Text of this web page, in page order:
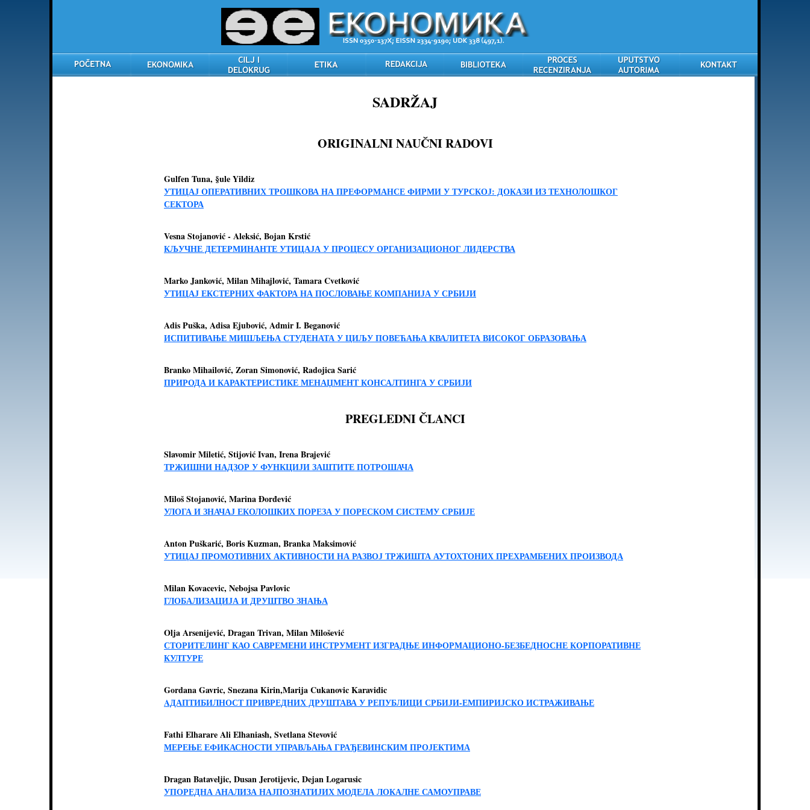
SADRŽAJ
ORIGINALNI NAUČNI RADOVI
Gulfen Tuna, §ule Yildiz
УТИЦАЈ ОПЕРАТИВНИХ ТРОШКОВА НА ПРЕФОРМАНСЕ ФИРМИ У ТУРСКОЈ: ДОКАЗИ ИЗ ТЕХНОЛОШКОГ
СЕКТОРА
Vesna Stojanović - Aleksić, Bojan Krstić
КЉУЧНЕ ДЕТЕРМИНАНТЕ УТИЦАЈА У ПРОЦЕСУ ОРГАНИЗАЦИОНОГ ЛИДЕРСТВА
Marko Janković, Milan Mihajlović, Tamara Cvetković
УТИЦАЈ ЕКСТЕРНИХ ФАКТОРА НА ПОСЛОВАЊЕ КОМПАНИЈА У СРБИЈИ
Adis Puška, Adisa Ejubović, Admir I. Beganović
ИСПИТИВАЊЕ МИШЉЕЊА СТУДЕНАТА У ЦИЉУ ПОВЕЋАЊА КВАЛИТЕТА ВИСОКОГ ОБРАЗОВАЊА
Branko Mihailović, Zoran Simonović, Radojica Sarić
ПРИРОДА И КАРАКТЕРИСТИКЕ МЕНАЏМЕНТ КОНСАЛТИНГА У СРБИЈИ
PREGLEDNI ČLANCI
Slavomir Miletić, Stijović Ivan, Irena Brajević
ТРЖИШНИ НАДЗОР У ФУНКЦИЈИ ЗАШТИТЕ ПОТРОШАЧА
Miloš Stojanović, Marina Đorđević
УЛОГА И ЗНАЧАЈ ЕКОЛОШКИХ ПОРЕЗА У ПОРЕСКОМ СИСТЕМУ СРБИЈЕ
Anton Puškarić, Boris Kuzman, Branka Maksimović
УТИЦАЈ ПРОМОТИВНИХ АКТИВНОСТИ НА РАЗВОЈ ТРЖИШТА АУТОХТОНИХ ПРЕХРАМБЕНИХ ПРОИЗВОДА
Milan Kovacevic, Nebojsa Pavlovic
ГЛОБАЛИЗАЦИЈА И ДРУШТВО ЗНАЊА
Olja Arsenijević, Dragan Trivan, Milan Milošević
СТОРИТЕЛИНГ КАО САВРЕМЕНИ ИНСТРУМЕНТ ИЗГРАДЊЕ ИНФОРМАЦИОНО-БЕЗБЕДНОСНЕ КОРПОРАТИВНЕ
КУЛТУРЕ
Gordana Gavric, Snezana Kirin,Marija Cukanovic Karavidic
AДАПТИБИЛНОСТ ПРИВРЕДНИХ ДРУШТАВА У РЕПУБЛИЦИ СРБИЈИ-ЕМПИРИЈСКО ИСТРАЖИВАЊЕ
Fathi Elharare Ali Elhaniash, Svetlana Stevović
МЕРЕЊЕ ЕФИКАСНОСТИ УПРАВЉАЊА ГРАЂЕВИНСКИМ ПРОЈЕКТИМА
Dragan Bataveljic, Dusan Jerotijevic, Dejan Logarusic
УПОРЕДНА АНАЛИЗА НАЈПОЗНАТИЈИХ МОДЕЛА ЛОКАЛНЕ САМОУПРАВЕ